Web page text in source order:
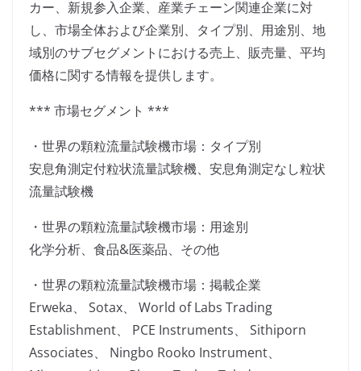
カー、新規参入企業、産業チェーン関連企業に対
し、市場全体および企業別、タイプ別、用途別、地
域別のサブセグメントにおける売上、販売量、平均
価格に関する情報を提供します。
*** 市場セグメント ***
・世界の顆粒流量試験機市場：タイプ別
安息角測定付粒状流量試験機、安息角測定なし粒状
流量試験機
・世界の顆粒流量試験機市場：用途別
化学分析、食品&医薬品、その他
・世界の顆粒流量試験機市場：掲載企業
Erweka、 Sotax、 World of Labs Trading
Establishment、 PCE Instruments、 Sithiporn
Associates、 Ningbo Rooko Instrument、